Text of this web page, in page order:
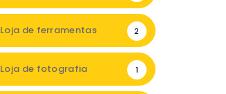
Loja de ferramentas 2
Loja de fotografia 1